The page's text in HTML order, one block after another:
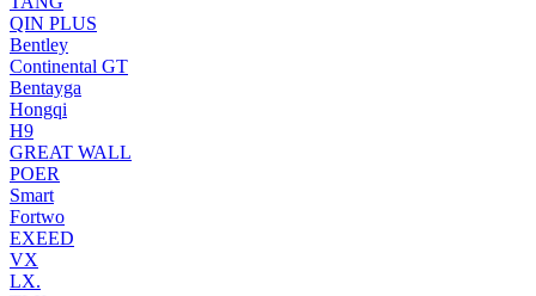
QIN PLUS
Bentley
Continental GT
Bentayga
Hongqi
H9
GREAT WALL
POER
Smart
Fortwo
EXEED
VX
LX.